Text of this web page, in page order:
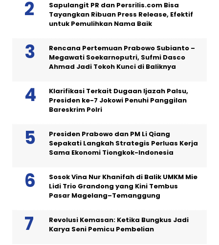
Sapulangit PR dan Persrilis.com Bisa
Tayangkan Ribuan Press Release, Efektif
untuk Pemulihkan Nama Baik
Rencana Pertemuan Prabowo Subianto –
Megawati Soekarnoputri, Sufmi Dasco
Ahmad Jadi Tokoh Kunci di Baliknya
Klarifikasi Terkait Dugaan Ijazah Palsu,
Presiden ke-7 Jokowi Penuhi Panggilan
Bareskrim Polri
Presiden Prabowo dan PM Li Qiang
Sepakati Langkah Strategis Perluas Kerja
Sama Ekonomi Tiongkok-Indonesia
Sosok Vina Nur Khanifah di Balik UMKM Mie
Lidi Trio Grandong yang Kini Tembus
Pasar Magelang–Temanggung
Revolusi Kemasan: Ketika Bungkus Jadi
Karya Seni Pemicu Pembelian